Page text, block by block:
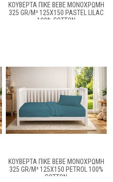
ΚΟΥΒΈΡΤΑ ΠΙΚΈ BEBE ΜΟΝΌΧΡΩΜΗ
325 GR/M² 125X150 PASTEL LILAC
100% COTTON
ΚΟΥΒΈΡΤΑ ΠΙΚΈ BEBE ΜΟΝΌΧΡΩΜΗ
325 GR/M² 125X150 PETROL 100%
COTTON